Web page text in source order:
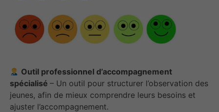
Outil professionnel d’accompagnement
spécialisé – Un outil pour structurer l’observation des
jeunes, afin de mieux comprendre leurs besoins et
ajuster l’accompagnement.